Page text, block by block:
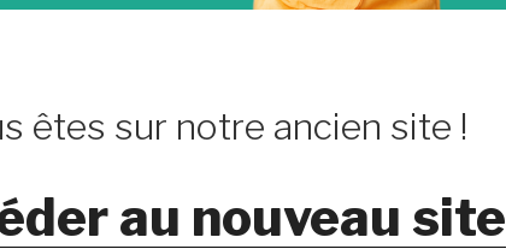
êtes sur notre ancien site !
au nouveau site